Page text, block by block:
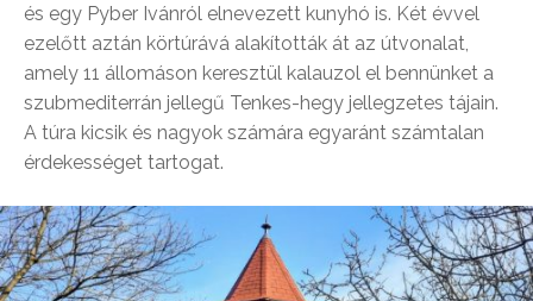
és egy Pyber Ivánról elnevezett kunyhó is. Két évvel
ezelőtt aztán körtúrává alakították át az útvonalat,
amely 11 állomáson keresztül kalauzol el bennünket a
szubmediterrán jellegű Tenkes-hegy jellegzetes tájain.
A túra kicsik és nagyok számára egyaránt számtalan
érdekességet tartogat.